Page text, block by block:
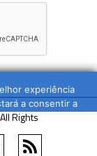
experiência
a consentir a
Rights